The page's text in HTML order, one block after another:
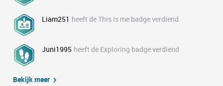
Liam251 heeft de This is me badge verdiend
Juni1995 heeft de Exploring badge verdiend
Bekijk meer